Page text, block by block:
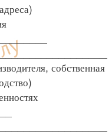
собственная